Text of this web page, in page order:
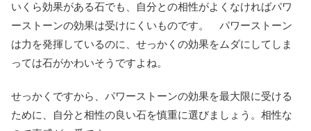
いくら効果がある石でも、自分との相性がよくなければパワ
ーストーンの効果は受けにくいものです。 パワーストーン
は力を発揮しているのに、せっかくの効果をムダにしてしま
っては石がかわいそうですよね。
せっかくですから、パワーストーンの効果を最大限に受ける
ために、自分と相性の良い石を慎重に選びましょう。相性な